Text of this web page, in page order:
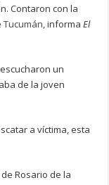
Contaron con la
Tucumán, informa El
un
de la joven
a víctima, esta
Rosario de la